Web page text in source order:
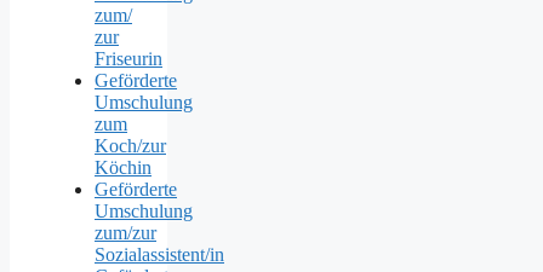
zum/
zur
Friseurin
Geförderte
Umschulung
zum
Koch/zur
Köchin
Geförderte
Umschulung
zum/zur
Sozialassistent/in